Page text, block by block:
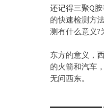
还记得三聚Q
的快速检测方
测有什么意义?
东方的意义，
的火箭和汽车
无问西东。